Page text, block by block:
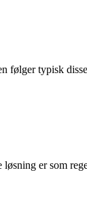
følger typisk
er som